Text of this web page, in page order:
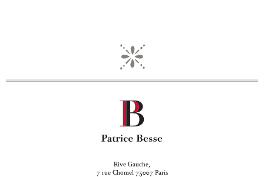
Rive Gauche,
7 rue Chomel 75007 Paris